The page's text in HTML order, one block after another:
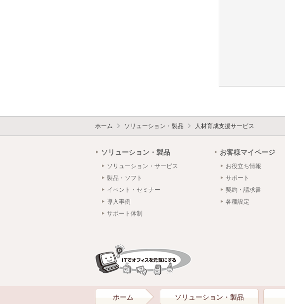
ホーム ソリューション・製品 人材育成支援サービス
ソリューション・製品
ソリューション・サービス
製品・ソフト
イベント・セミナー
導入事例
サポート体制
お客様マイページ
お役立ち情報
サポート
契約・請求書
各種設定
ホーム ソリューション・製品